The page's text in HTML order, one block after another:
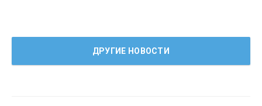
ДРУГИЕ НОВОСТИ